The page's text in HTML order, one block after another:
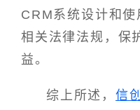
CRM系统设计和
相关法律法规，保
益。
综上所述， 信